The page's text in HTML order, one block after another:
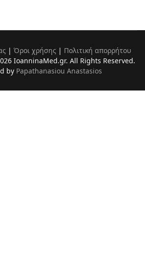
| Όροι χρήσης| Πολιτική απορρήτου
IoanninaMed.gr. All Rights Reserved.
by Papathanasiou Anastasios